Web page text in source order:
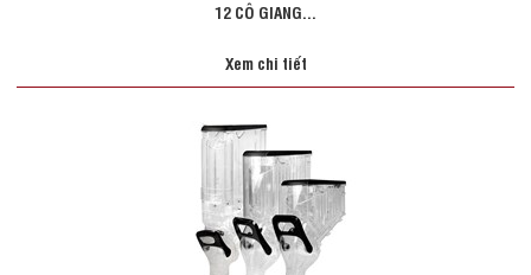
12 CÔ GIANG...
Xem chi tiết